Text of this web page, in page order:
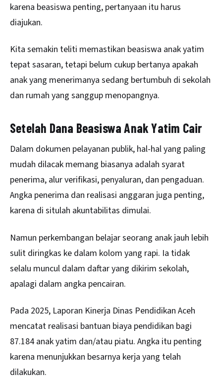
karena beasiswa penting, pertanyaan itu harus
diajukan.
Kita semakin teliti memastikan beasiswa anak yatim
tepat sasaran, tetapi belum cukup bertanya apakah
anak yang menerimanya sedang bertumbuh di sekolah
dan rumah yang sanggup menopangnya.
Setelah Dana Beasiswa Anak Yatim Cair
Dalam dokumen pelayanan publik, hal-hal yang paling
mudah dilacak memang biasanya adalah syarat
penerima, alur verifikasi, penyaluran, dan pengaduan.
Angka penerima dan realisasi anggaran juga penting,
karena di situlah akuntabilitas dimulai.
Namun perkembangan belajar seorang anak jauh lebih
sulit diringkas ke dalam kolom yang rapi. Ia tidak
selalu muncul dalam daftar yang dikirim sekolah,
apalagi dalam angka pencairan.
Pada 2025, Laporan Kinerja Dinas Pendidikan Aceh
mencatat realisasi bantuan biaya pendidikan bagi
87.184 anak yatim dan/atau piatu. Angka itu penting
karena menunjukkan besarnya kerja yang telah
dilakukan.